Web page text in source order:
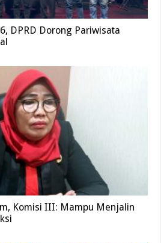
DPRD Dorong Pariwisata
Komisi III: Mampu Menjalin